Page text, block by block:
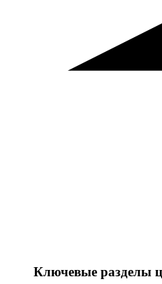
Ключевые разделы